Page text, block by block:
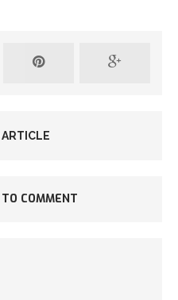
ARTICLE
COMMENT